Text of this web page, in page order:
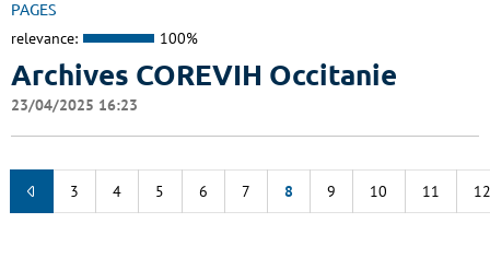
PAGES
relevance: 100%
Archives COREVIH Occitanie
23/04/2025 16:23
3 4 5 6 7 8 9 10 11 12